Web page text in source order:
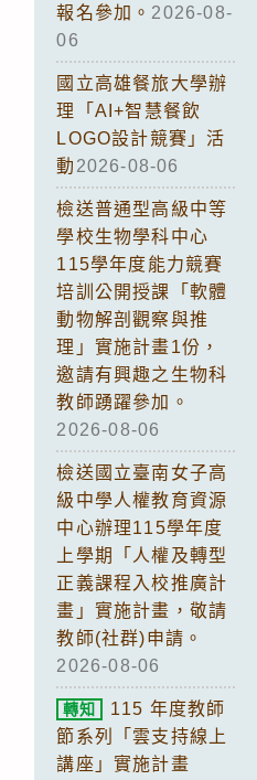
報名參加。 2026-08-
06
國立高雄餐旅大學辦
理「AI+智慧餐飲
LOGO設計競賽」活
動 2026-08-06
檢送普通型高級中等
學校生物學科中心
115學年度能力競賽
培訓公開授課「軟體
動物解剖觀察與推
理」實施計畫1份，
邀請有興趣之生物科
教師踴躍參加。
2026-08-06
檢送國立臺南女子高
級中學人權教育資源
中心辦理115學年度
上學期「人權及轉型
正義課程入校推廣計
畫」實施計畫，敬請
教師(社群)申請。
2026-08-06
轉知
115 年度教師
節系列「雲支持線上
講座」實施計畫